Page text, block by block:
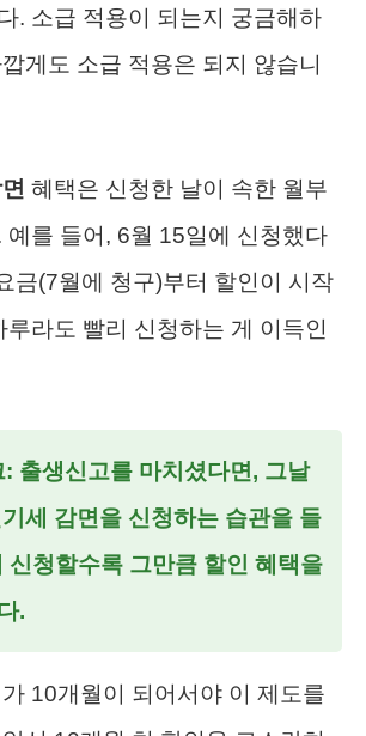
. 소급 적용이 되는지 궁금해하
게도 소급 적용은 되지 않습니
혜택은 신청한 날이 속한 월부
예를 들어, 6월 15일에 신청했다
금(7월에 청구)부터 할인이 시작
루라도 빨리 신청하는 게 이득인
: 출생신고를 마치셨다면, 그날
세 감면 을 신청하는 습관을 들
신청할수록 그만큼 할인 혜택을
.
10개월이 되어서야 이 제도를